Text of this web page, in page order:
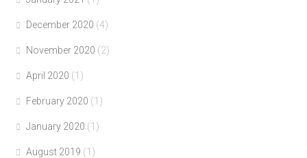
December 2020 (4)
November 2020 (2)
April 2020 (1)
February 2020 (1)
January 2020 (1)
August 2019 (1)